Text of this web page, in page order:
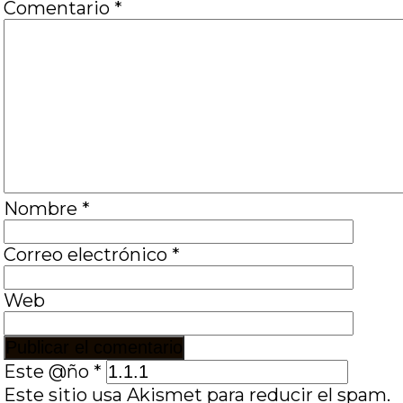
Comentario *
Nombre *
Correo electrónico *
Web
Este @ño *
Este sitio usa Akismet para reducir el spam.